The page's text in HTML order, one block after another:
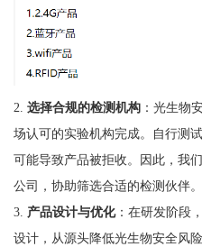
2. 选择合规的检测机构：光生物
场认可的实验机构完成。自行测
可能导致产品被拒收。因此，我
公司，协助筛选合适的检测伙伴。
3. 产品设计与优化：在研发阶段
设计，从源头降低光生物安全风